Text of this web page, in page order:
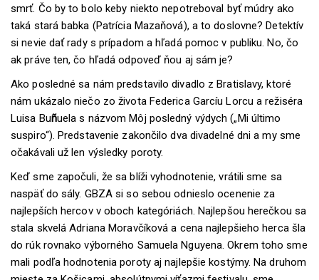
smrť. Čo by to bolo keby niekto nepotreboval byť múdry ako
taká stará babka (Patrícia Mazaňová), a to doslovne? Detektív
si nevie dať rady s prípadom a hľadá pomoc v publiku. No, čo
ak práve ten, čo hľadá odpoveď ňou aj sám je?
Ako posledné sa nám predstavilo divadlo z Bratislavy, ktoré
nám ukázalo niečo zo života Federica Garcíu Lorcu a režiséra
Luisa Buñuela s názvom Môj posledný výdych („Mi último
suspiro“). Predstavenie zakončilo dva divadelné dni a my sme
očakávali už len výsledky poroty.
Keď sme započuli, že sa blíži vyhodnotenie, vrátili sme sa
naspäť do sály. GBZA si so sebou odnieslo ocenenie za
najlepších hercov v oboch kategóriách. Najlepšou herečkou sa
stala skvelá Adriana Moravčíková a cena najlepšieho herca šla
do rúk rovnako výborného Samuela Nguyena. Okrem toho sme
mali podľa hodnotenia poroty aj najlepšie kostýmy. Na druhom